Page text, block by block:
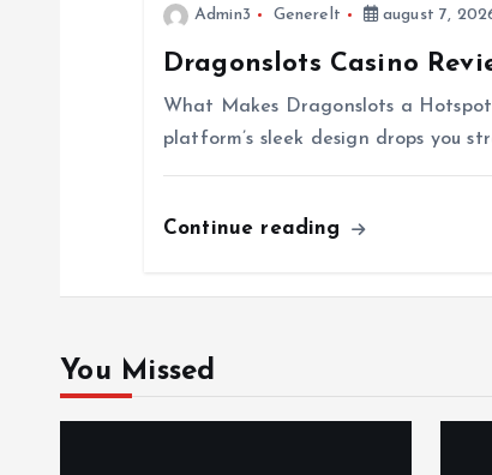
t
i
Admin3 Generelt august 7,
Dragonslots Casino
What Makes Dragonslots a
platform’s sleek design drops you
Continue reading
You Missed